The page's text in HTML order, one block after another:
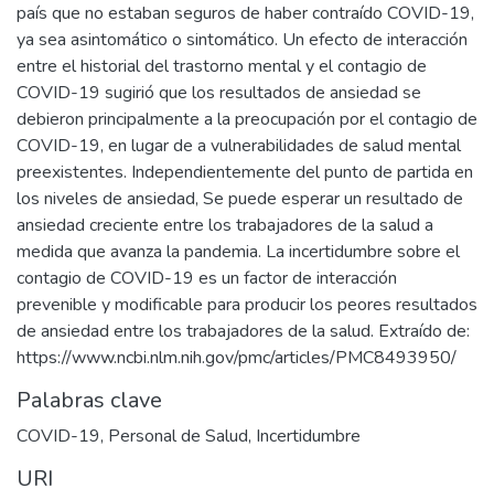
país que no estaban seguros de haber contraído COVID-19,
ya sea asintomático o sintomático. Un efecto de interacción
entre el historial del trastorno mental y el contagio de
COVID-19 sugirió que los resultados de ansiedad se
debieron principalmente a la preocupación por el contagio de
COVID-19, en lugar de a vulnerabilidades de salud mental
preexistentes. Independientemente del punto de partida en
los niveles de ansiedad, Se puede esperar un resultado de
ansiedad creciente entre los trabajadores de la salud a
medida que avanza la pandemia. La incertidumbre sobre el
contagio de COVID-19 es un factor de interacción
prevenible y modificable para producir los peores resultados
de ansiedad entre los trabajadores de la salud. Extraído de:
https://www.ncbi.nlm.nih.gov/pmc/articles/PMC8493950/
Palabras clave
COVID-19, Personal de Salud, Incertidumbre
URI